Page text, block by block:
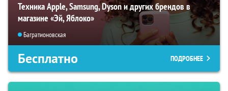
Техника Apple, Samsung, Dyson и других брендов в
магазине «Эй, Яблоко»
Багратионовская
Бесплатно ПОДРОБНЕЕ